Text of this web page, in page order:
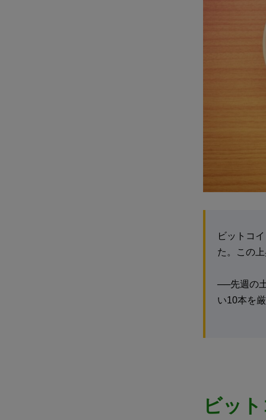
ビットコ
た。この
──先週の
い10本を
ビッ